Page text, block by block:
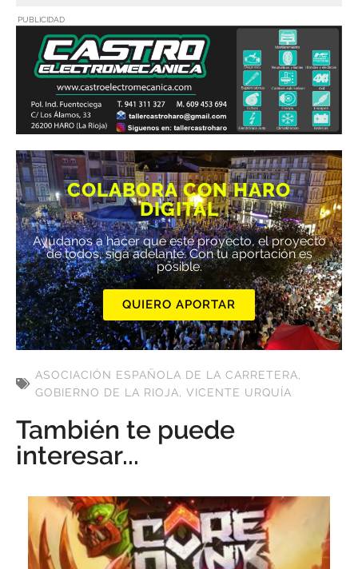
PUBLICIDAD
COLABORA CON HARO
DIGITAL
Ayúdanos a hacer que este proyecto, el proyecto
de todos, siga adelante. Con tu aportación es
posible.
QUIERO APORTAR
ASOCIACIÓN ESPAÑOLA DE LA CARRETERA,
GOBIERNO DE LA RIOJA, VICENTE URQUÍA
También te puede
interesar...